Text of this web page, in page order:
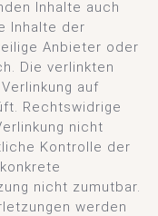
Inhalte auch
Inhalte der
Anbieter oder
Die verlinkten
auf
Rechtswidrige
nicht
Kontrolle der
nicht zumutbar.
werden